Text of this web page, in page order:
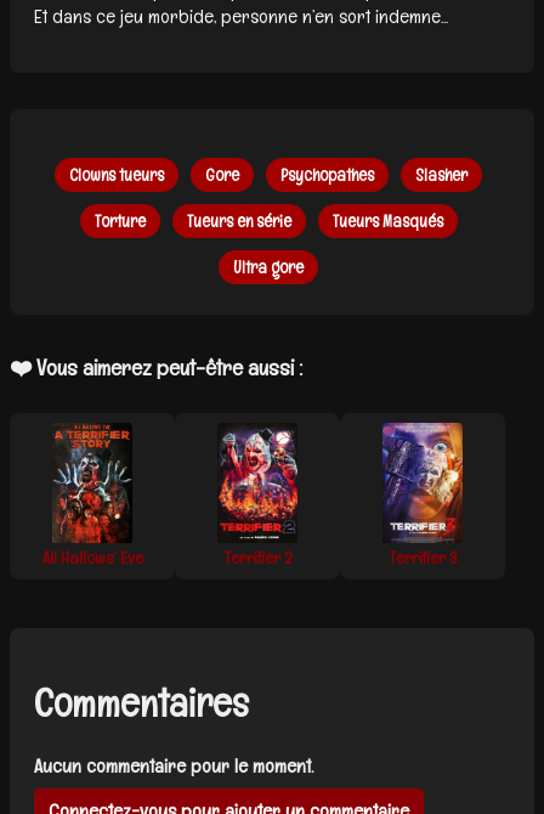
Et dans ce jeu morbide, personne n’en sort indemne...
Clowns tueurs Gore Psychopathes Slasher
Torture Tueurs en série Tueurs Masqués
Ultra gore
❤️ Vous aimerez peut-être aussi :
All Hallows’ Eve Terrifier 2 Terrifier 3
Commentaires
Aucun commentaire pour le moment.